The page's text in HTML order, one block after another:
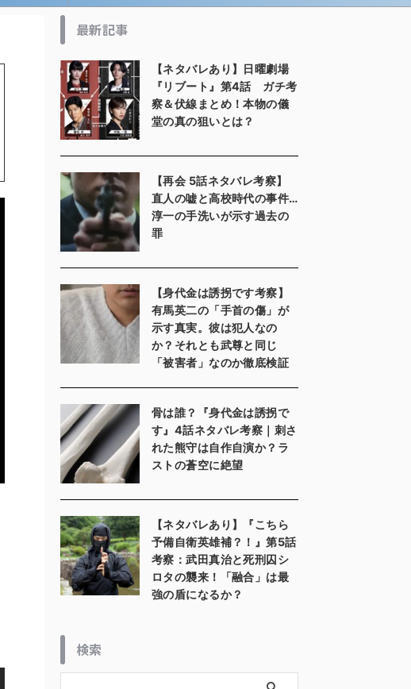
最新記事
【ネタバレあり】日曜劇場
『リブート』第4話 ガチ考
察＆伏線まとめ！本物の儀
堂の真の狙いとは？
【再会 5話ネタバレ考察】
直人の嘘と高校時代の事件…
淳一の手洗いが示す過去の
罪
【身代金は誘拐です考察】
有馬英二の「手首の傷」が
示す真実。彼は犯人なの
か？それとも武尊と同じ
「被害者」なのか徹底検証
骨は誰？『身代金は誘拐で
す』4話ネタバレ考察｜刺さ
れた熊守は自作自演か？ラ
ストの蒼空に絶望
【ネタバレあり】『こちら
予備自衛英雄補？！』第5話
考察：武田真治と死刑囚シ
ロタの襲来！「融合」は最
強の盾になるか？
検索